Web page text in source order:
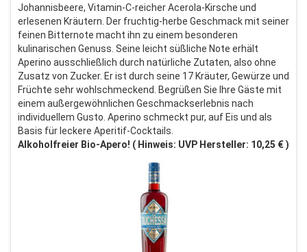
Johannisbeere, Vitamin-C-reicher Acerola-Kirsche und
erlesenen Kräutern. Der fruchtig-herbe Geschmack mit seiner
feinen Bitternote macht ihn zu einem besonderen
kulinarischen Genuss. Seine leicht süßliche Note erhält
Aperino ausschließlich durch natürliche Zutaten, also ohne
Zusatz von Zucker. Er ist durch seine 17 Kräuter, Gewürze und
Früchte sehr wohlschmeckend. Begrüßen Sie Ihre Gäste mit
einem außergewöhnlichen Geschmackserlebnis nach
individuellem Gusto. Aperino schmeckt pur, auf Eis und als
Basis für leckere Aperitif-Cocktails.
Alkoholfreier Bio-Apero! ( Hinweis: UVP Hersteller: 10,25 € )